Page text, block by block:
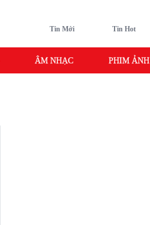
Tin Mới Tin Hot
ÂM NHẠC PHIM ẢNH